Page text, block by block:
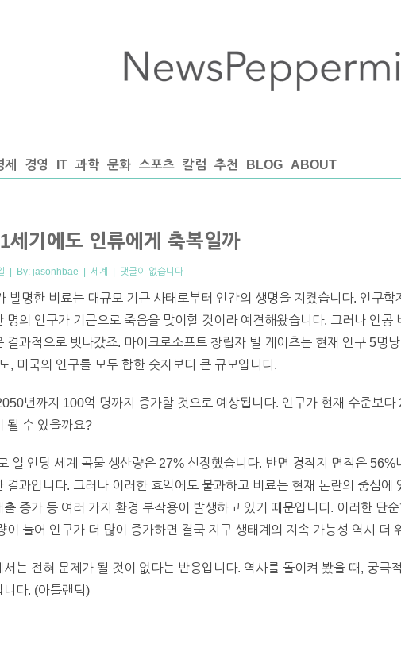
제 경영 IT 과학 문화 스포츠 칼럼 추천 BLOG ABOUT
세기에도 인류에게 축복일까
| By: jasonhbae | 세계 | 댓글이 없습니다
발명한 비료는 대규모 기근 사태로부터 인간의 생명을 지켰습니다. 인구
명의 인구가 기근으로 죽음을 맞이할 것이라 예견해왔습니다. 그러나 인공
결과적으로 빗나갔죠. 마이크로소프트 창립자 빌 게이츠는 현재 인구 5명
, 미국의 인구를 모두 합한 숫자보다 큰 규모입니다.
년까지 100억 명까지 증가할 것으로 예상됩니다. 인구가 현재 수준보
될 수 있을까요?
일 인당 세계 곡물 생산량은 27% 신장했습니다. 반면 경작지 면적은
결과입니다. 그러나 이러한 효익에도 불과하고 비료는 현재 논란의 중심
출 증가 등 여러 가지 환경 부작용이 발생하고 있기 때문입니다. 이러한 단
이 늘어 인구가 더 많이 증가하면 결국 지구 생태계의 지속 가능성 역시 더
서는 전혀 문제가 될 것이 없다는 반응입니다. 역사를 돌이켜 봤을 때, 궁극
니다. (아틀랜틱)